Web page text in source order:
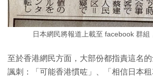
日本網民將報道上載至 facebook 群組
至於香港網民方面，大部份都指責這名
諷刺：「可能香港慣咗」、「相信日本